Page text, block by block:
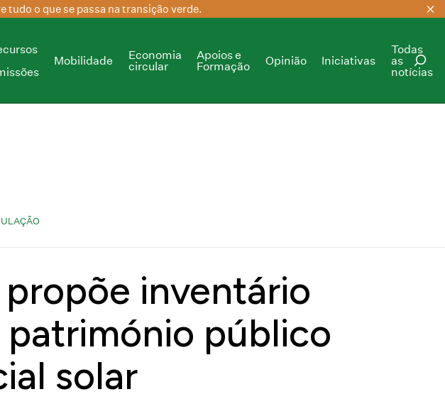
tudo o que se passa na transição verde.
Mobilidade
Economia
circular
Apoios e
Formação
Opinião Iniciativas
Todas
as
notícias
inventário
património público
solar